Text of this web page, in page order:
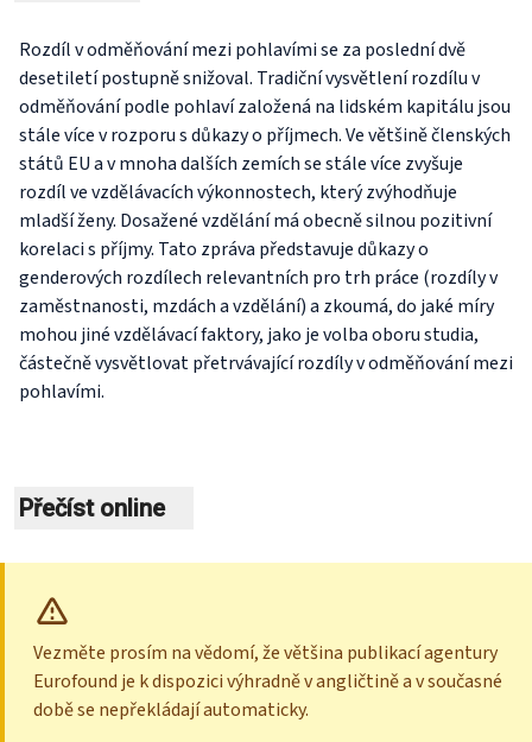
Rozdíl v odměňování mezi pohlavími se za poslední dvě
desetiletí postupně snižoval. Tradiční vysvětlení rozdílu v
odměňování podle pohlaví založená na lidském kapitálu jsou
stále více v rozporu s důkazy o příjmech. Ve většině členských
států EU a v mnoha dalších zemích se stále více zvyšuje
rozdíl ve vzdělávacích výkonnostech, který zvýhodňuje
mladší ženy. Dosažené vzdělání má obecně silnou pozitivní
korelaci s příjmy. Tato zpráva představuje důkazy o
genderových rozdílech relevantních pro trh práce (rozdíly v
zaměstnanosti, mzdách a vzdělání) a zkoumá, do jaké míry
mohou jiné vzdělávací faktory, jako je volba oboru studia,
částečně vysvětlovat přetrvávající rozdíly v odměňování mezi
pohlavími.
Přečíst online
Vezměte prosím na vědomí, že většina publikací agentury
Eurofound je k dispozici výhradně v angličtině a v současné
době se nepřekládají automaticky.